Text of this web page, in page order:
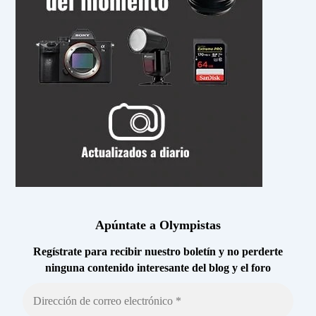
Apúntate a Olympistas
Regístrate para recibir nuestro boletín y no perderte
ninguna contenido interesante del blog y el foro